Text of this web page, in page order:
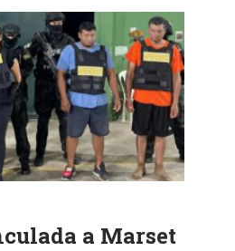
a Marset